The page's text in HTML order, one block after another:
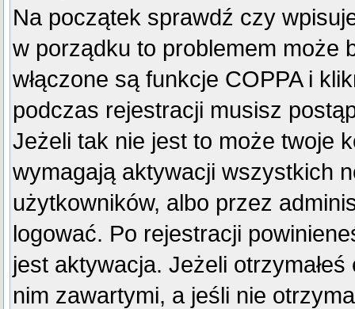
Na początek sprawdź czy
w porządku to problemem może
włączone są funkcje COPPA i
podczas rejestracji musisz
Jeżeli tak nie jest to może twoje
wymagają aktywacji wszystkich
użytkowników, albo przez
logować. Po rejestracji
jest aktywacja. Jeżeli
nim zawartymi, a jeśli nie